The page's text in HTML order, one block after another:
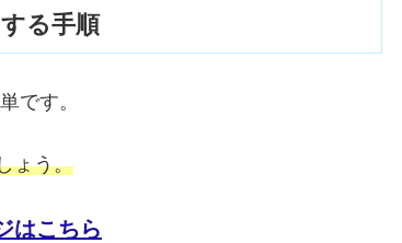
る手順
です。
ょう。
はこちら